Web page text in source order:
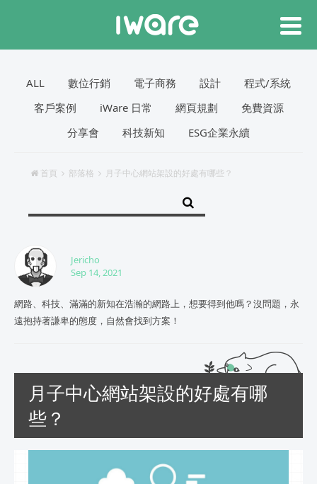
ALL 數位行銷 電子商務 設計
程式/系統
客戶案例
iWare 日常 網頁規劃
免費資源
分享會
科技新知 ESG企業永續
首頁 部落格 月子中心網站架設的好處有哪些？
Jericho
Sep 14, 2021
網路、科技、滿滿的新知在浩瀚的網路上，想要得到他嗎？沒問題，永
遠抱持著謙卑的態度，自然會找到方案！
月子中心網站架設的好處有哪
些？